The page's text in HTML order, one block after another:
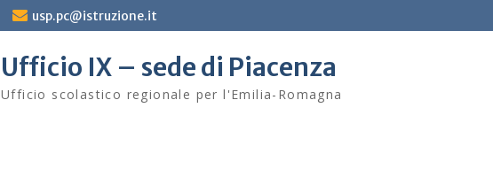
usp.pc@istruzione.it
Ufficio IX – sede di Piacenza
Ufficio scolastico regionale per l'Emilia-Romagna